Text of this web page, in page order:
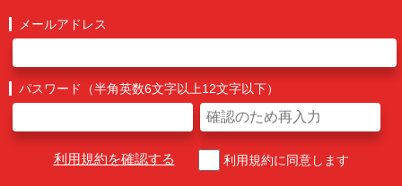
メールアドレス
パスワード（半角英数6文字以上12文字以下）
利用規約を確認する 利用規約に同意します